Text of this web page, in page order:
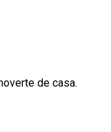
de casa.